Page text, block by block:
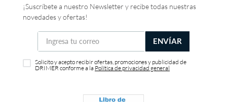
¡Suscríbete a nuestro Newsletter y recibe todas nuestras
novedades y ofertas!
ENVÍAR
Solicito y acepto recibir ofertas, promociones y publicidad de
DRIMER conforme a la Política de privacidad general